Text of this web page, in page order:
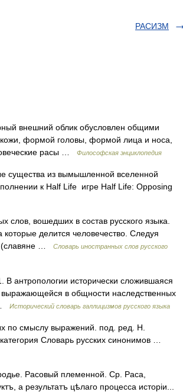
РАСИЗМ
внешний облик обусловлен общими
формой головы, формой лица и носа,
расы …
Философская энциклопедия
из вымышленной вселенной
к Half Life игре Half Life: Opposing
вошедших в состав русского языка.
делится человечество. Следуя
(славяне …
Словарь иностранных слов русского
антропологии исторически сложившаяся
в общности наследственных
Исторический словарь галлицизмов русского языка
по смыслу выражений. под. ред. Н.
Словарь русских синонимов …
Расовый племенной. Ср. Раса,
а результатъ цѣлаго процесса исторіи...